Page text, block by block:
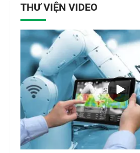
THƯ VIỆN VIDEO